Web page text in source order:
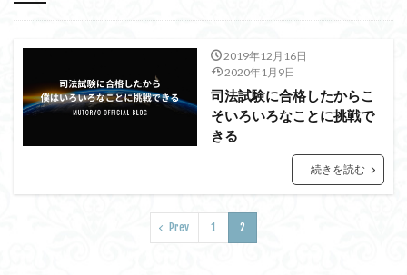
2019年12月16日
2020年1月9日
司法試験に合格したからこ
そいろいろなことに挑戦で
きる
続きを読む
Prev 1 2